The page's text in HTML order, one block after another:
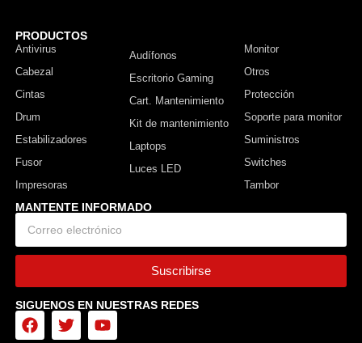
PRODUCTOS
Antivirus
Cabezal
Cintas
Drum
Estabilizadores
Fusor
Impresoras
Audífonos
Escritorio Gaming
Cart. Mantenimiento
Kit de mantenimiento
Laptops
Luces LED
Monitor
Otros
Protección
Soporte para monitor
Suministros
Switches
Tambor
MANTENTE INFORMADO
Suscribirse
SIGUENOS EN NUESTRAS REDES